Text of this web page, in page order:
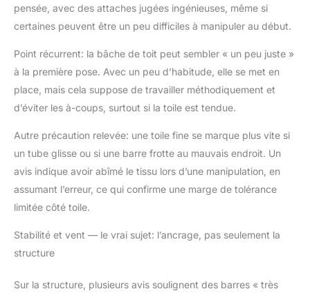
connexion et de
bandes adhésives,
démonter la tente
rapidement. ✔
【Design humanisé】 :
6 fenêtres en PVC
transparent de haute
la tente permettent de
bien éclairer l'intérieur
de la tente pendant la
double fermeture à
inclinée du toit pour
tente】 : la tente
pensée, avec des attaches jugées ingénieuses, même si
certaines peuvent être un peu difficiles à manipuler au début.
Point récurrent: la bâche de toit peut sembler « un peu juste »
à la première pose. Avec un peu d’habitude, elle se met en
place, mais cela suppose de travailler méthodiquement et
d’éviter les à-coups, surtout si la toile est tendue.
Autre précaution relevée: une toile fine se marque plus vite si
un tube glisse ou si une barre frotte au mauvais endroit. Un
avis indique avoir abîmé le tissu lors d’une manipulation, en
assumant l’erreur, ce qui confirme une marge de tolérance
limitée côté toile.
Stabilité et vent — le vrai sujet: l’ancrage, pas seulement la
structure
Sur la structure, plusieurs avis soulignent des barres « très